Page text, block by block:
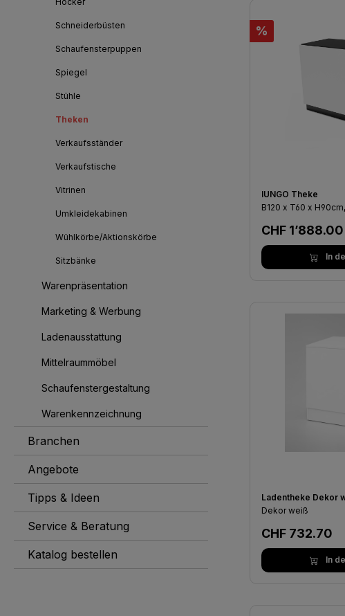
Schneiderbüsten
Schaufensterpuppen
Spiegel
Stühle
Theken
Verkaufsständer
Verkaufstische
Vitrinen
Umkleidekabinen
Wühlkörbe/Aktionskörbe
Sitzbänke
Warenpräsentation
Marketing & Werbung
Ladenausstattung
Mittelraummöbel
Schaufenstergestaltung
Warenkennzeichnung
Branchen
Angebote
Tipps & Ideen
Service & Beratung
Katalog bestellen
Rabatt
%
IUNGO Theke
B120 x T60 x
CHF 1’888.00
In
Ladentheke Dekor
Dekor weiß
Regulärer
CHF 732.70
In